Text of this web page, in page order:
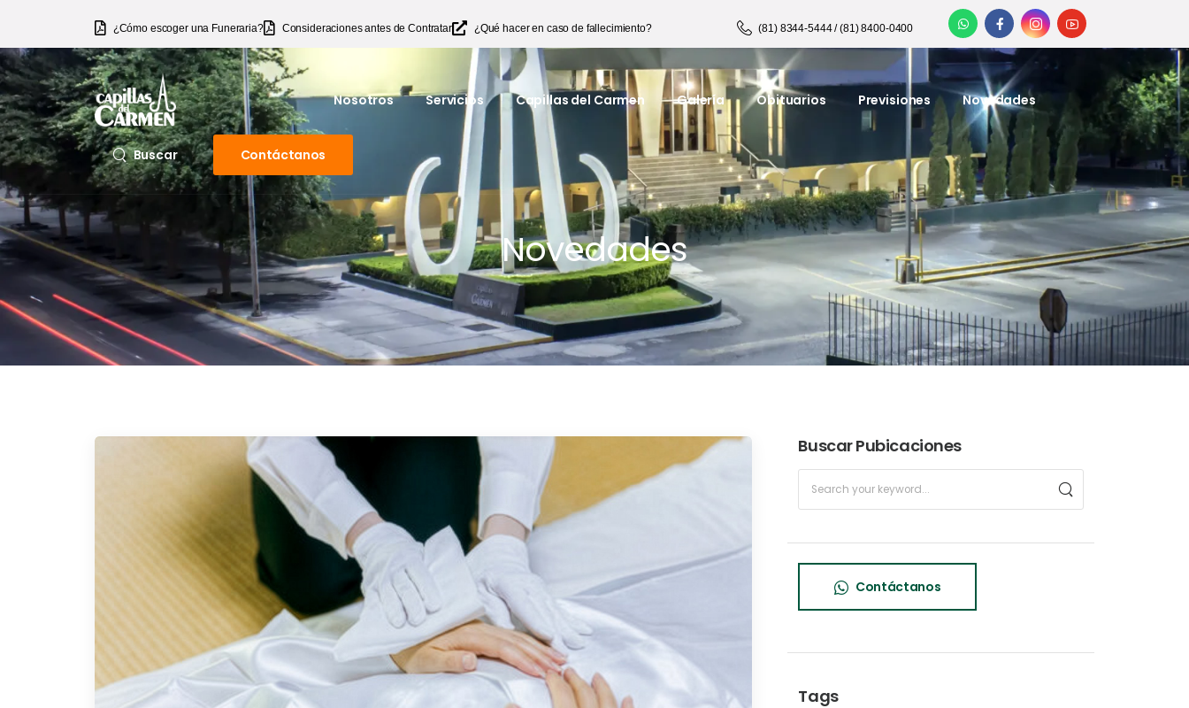
¿Cómo escoger una Funeraria? Consideraciones antes de Contratar ¿Qué hacer en caso de fallecimiento? (81) 8344-5444 / (81) 8400-0400
Nosotros Servicios Capillas del Carmen Galería Obituarios Previsiones Novedades
Buscar Contáctanos
Novedades
Buscar Pubicaciones
Contáctanos
Tags